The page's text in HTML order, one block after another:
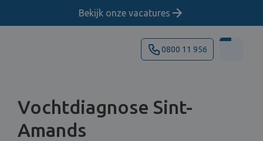
Bekijk onze vacatures
0800 11 956
Vochtdiagnose Sint-
Amands